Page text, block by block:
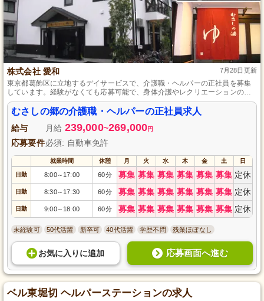
株式会社 愛和 7月28日更新
東京都葛飾区に立地するデイサービスで、介護職・ヘルパーの正社員を募集
しています。経験がなくても応募可能で、身体介護やレクリエーションの企
画実施まで、利用者さまの笑顔のためにスタッフ全員で力を合わせていま
す。資格手当や各種手当が充実し、時間外なしの交替制で働きやすい環境が
整っているので、葛飾区で介護の仕事を探している方におすすめです。
むさしの郷の介護職・ヘルパーの正社員求人
給与 月給 239,000~269,000円
応募要件必須: 自動車免許
就業時間 休憩 月 火 水 木 金 土 日
日勤 8:00～ 17:00 60分 募集 募集 募集 募集 募集 募集 定休
日勤 8:30～ 17:30 60分 募集 募集 募集 募集 募集 募集 定休
日勤 9:00～ 18:00 60分 募集 募集 募集 募集 募集 募集 定休
未経験可 50代活躍 新卒可 40代活躍 学歴不問 残業ほぼなし
お気に入り に追加 応募画面へ進む
ベル東堀切 ヘルパーステーションの求人